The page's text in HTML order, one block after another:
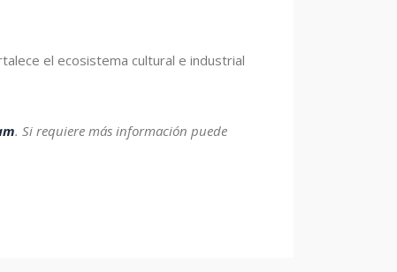
el ecosistema cultural e industrial
. Si requiere más información puede